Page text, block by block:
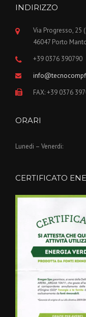
INDIRIZZO
Via Progresso, 25
46047 Porto
+39 0376 390790
FAX: +39 0376
ORARI
Lunedi – Venerdi:
CERTIFICATO